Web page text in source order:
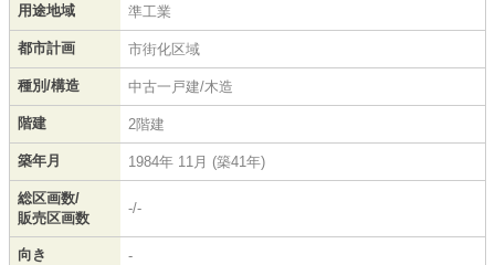
用途地域 準工業
都市計画 市街化区域
種別/構造 中古一戸建/木造
階建 2階建
築年月 1984年 11月 (築41年)
総区画数/
販売区画数
-/-
向き -